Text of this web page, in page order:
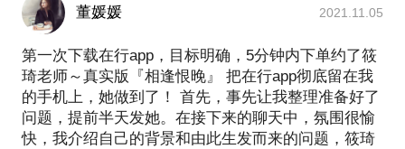
董媛媛 2021.11.05
第一次下载在行app，目标明确，5分钟内下单约了筱
琦老师～真实版『相逢恨晚』 把在行app彻底留在我
的手机上，她做到了！ 首先，事先让我整理准备好了
问题，提前半天发她。在接下来的聊天中，氛围很愉
快，我介绍自己的背景和由此生发而来的问题，筱琦